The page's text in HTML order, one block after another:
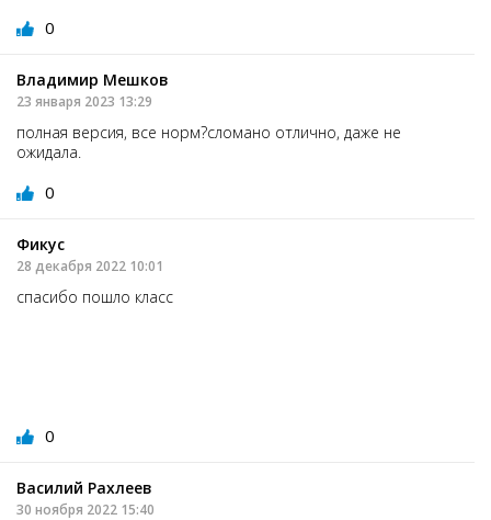
0
Владимир Мешков
23 января 2023 13:29
полная версия, все норм?сломано отлично, даже не
ожидала.
0
Фикус
28 декабря 2022 10:01
спасибо пошло класс
0
Василий Рахлеев
30 ноября 2022 15:40